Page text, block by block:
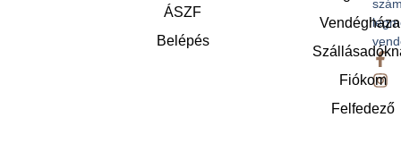
Fiókom
Felfedező
ÁSZF
Belépés